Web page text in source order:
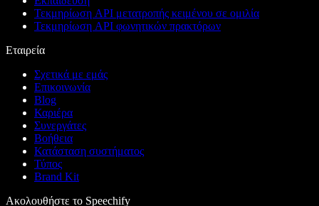
Τεκμηρίωση API μετατροπής κειμένου σε ομιλία
Τεκμηρίωση API φωνητικών πρακτόρων
Εταιρεία
Σχετικά με εμάς
Επικοινωνία
Blog
Καριέρα
Συνεργάτες
Βοήθεια
Κατάσταση συστήματος
Τύπος
Brand Kit
Ακολουθήστε το Speechify